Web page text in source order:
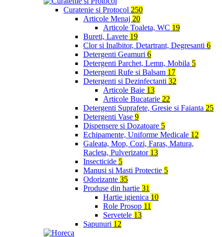
Curatenie si Protocol 250
Articole Menaj 20
Articole Toaleta, WC 19
Bureti, Lavete 19
Clor si Inalbitor, Detartrant, Degresanti 6
Detergenti Geamuri 6
Detergenti Parchet, Lemn, Mobila 5
Detergenti Rufe si Balsam 17
Detergenti si Dezinfectanti 32
Articole Baie 13
Articole Bucatarie 22
Detergenti Suprafete, Gresie si Faianta 25
Detergenti Vase 9
Dispensere si Dozatoare 5
Echipamente, Uniforme Medicale 12
Galeata, Mop, Cozi, Faras, Matura,
Racleta, Pulverizator 13
Insecticide 5
Manusi si Masti Protectie 5
Odorizante 35
Produse din hartie 31
Hartie igienica 10
Role Prosop 11
Servetele 13
Sapunuri 12